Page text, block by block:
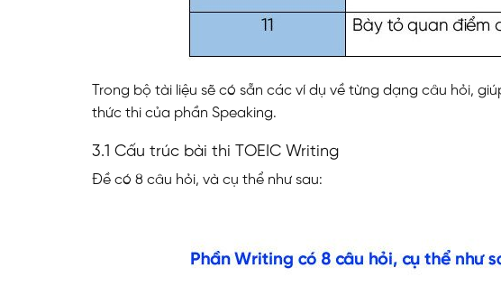
Trong bộ tài liệu sẽ có sẵn các ví dụ về từng dạng câu hỏi,
thức thi của phần Speaking.
3.1 Cấu trúc bài thi TOEIC Writing
Đề có 8 câu hỏi, và cụ thể như sau: